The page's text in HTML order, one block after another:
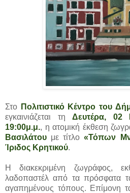
Στο Πολιτιστικό Κέντρο του
εγκαινιάζεται τηΔευτέρα, 02
19:00μ.μ., η ατομική έκθεση
Βασιλάτου με τίτλο«Τόπων
Ίριδος Κρητικού.
Η διακεκριμένη ζωγράφος,
λαδοπαστέλ από τα πρόσφατα
αγαπημένους τόπους. Επίμονη